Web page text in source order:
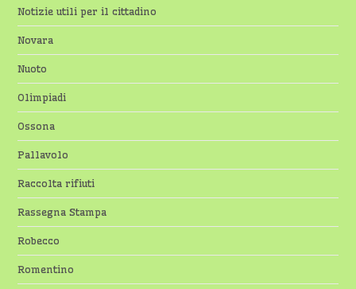
Notizie utili per il cittadino
Novara
Nuoto
Olimpiadi
Ossona
Pallavolo
Raccolta rifiuti
Rassegna Stampa
Robecco
Romentino